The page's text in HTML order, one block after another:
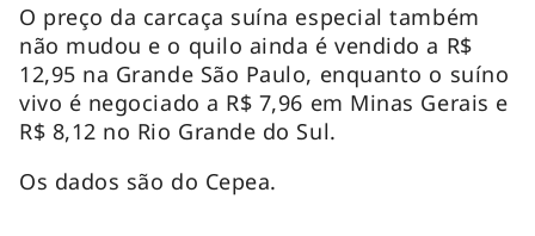
O preço da carcaça suína especial também
não mudou e o quilo ainda é vendido a R$
12,95 na Grande São Paulo, enquanto o suíno
vivo é negociado a R$ 7,96 em Minas Gerais e
R$ 8,12 no Rio Grande do Sul.
Os dados são do Cepea.